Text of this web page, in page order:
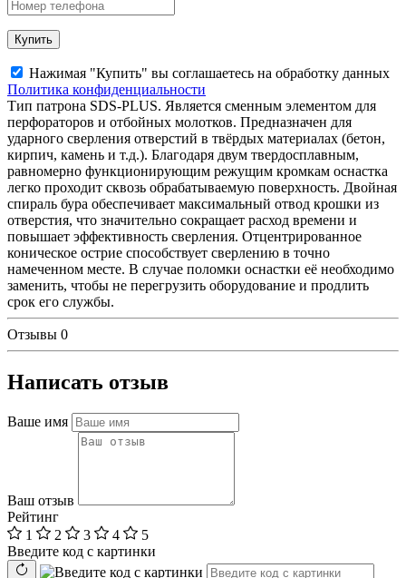
Купить
Нажимая "Купить" вы соглашаетесь на обработку данных
Политика конфиденциальности
Тип патрона SDS-PLUS. Является сменным элементом для
перфораторов и отбойных молотков. Предназначен для
ударного сверления отверстий в твёрдых материалах (бетон,
кирпич, камень и т.д.). Благодаря двум твердосплавным,
равномерно функционирующим режущим кромкам оснастка
легко проходит сквозь обрабатываемую поверхность. Двойная
спираль бура обеспечивает максимальный отвод крошки из
отверстия, что значительно сокращает расход времени и
повышает эффективность сверления. Отцентрированное
коническое острие способствует сверлению в точно
намеченном месте. В случае поломки оснастки её необходимо
заменить, чтобы не перегрузить оборудование и продлить
срок его службы.
Отзывы 0
Написать отзыв
Ваше имя
Ваш отзыв
Рейтинг
1
2 3 4
5
Введите код с картинки